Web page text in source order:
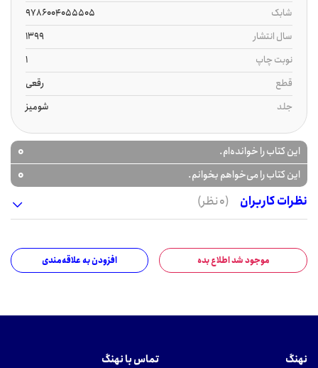
شابک
9786004055505
سال انتشار
1399
نوبت چاپ
1
قطع
رقعی
جلد
شومیز
این کتاب را خوانده‌ام. 0
این کتاب را می‌خواهم بخوانم.
0
نظرات کاربران
(0 نظر)
موجود شد اطلاع بده افزودن به علاقه‌مندی
نهنگ تماس با نهنگ